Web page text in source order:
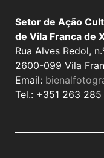
Setor de Ação
de Vila Franca de
Rua Alves Redol,
2600-099 Vila
Email:
Tel.: +351 263